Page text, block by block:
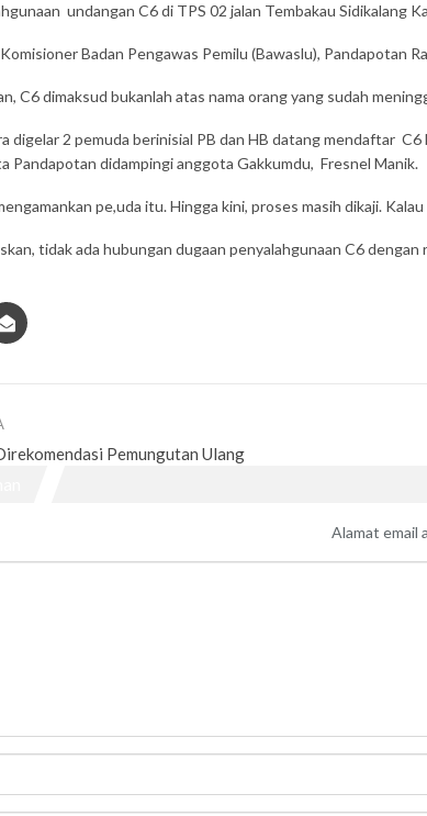
undangan C6 di TPS 02 jalan Tembakau
Badan Pengawas Pemilu (Bawaslu), Pandapotan
C6 dimaksud bukanlah atas nama orang yang sudah
digelar 2 pemuda berinisial PB dan HB datang mendaftar
Pandapotan didampingi anggota Gakkumdu, Fresnel Manik.
pe,uda itu. Hingga kini, proses masih dikaji.
tidak ada hubungan dugaan penyalahgunaan C6
Pemungutan Ulang
Alamat email